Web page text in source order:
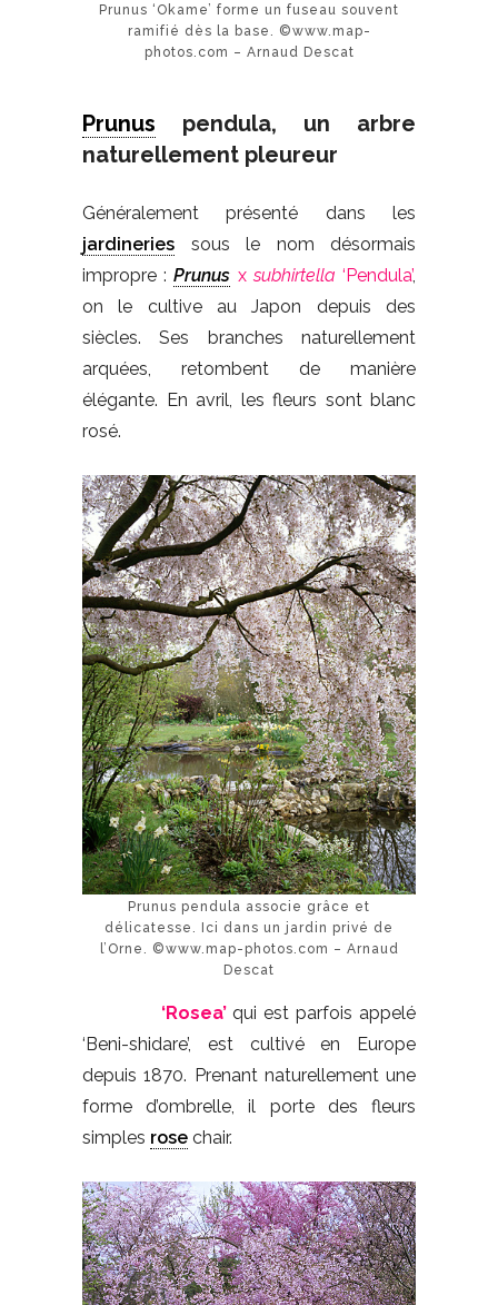
Prunus ‘Okame’ forme un fuseau souvent
ramifié dès la base. ©www.map-
photos.com – Arnaud Descat
Prunus pendula, un arbre
naturellement pleureur
Généralement présenté dans les
jardineries sous le nom désormais
impropre :Prunus xsubhirtella ‘Pendula’,
on le cultive au Japon depuis des
siècles. Ses branches naturellement
arquées, retombent de manière
élégante. En avril, les fleurs sont blanc
rosé.
Prunus pendula associe grâce et
délicatesse. Ici dans un jardin privé de
l’Orne. ©www.map-photos.com – Arnaud
Descat
‘Rosea’qui est parfois appelé
‘Beni-shidare’, est cultivé en Europe
depuis 1870. Prenant naturellement une
forme d’ombrelle, il porte des fleurs
simples rose chair.